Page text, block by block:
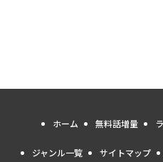
ホーム 無料話増量
ジャンル一覧 サイトマップ